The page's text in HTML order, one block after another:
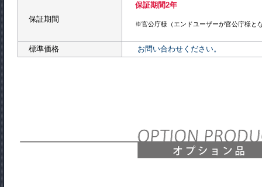
保証期間
保証期間2年
※官公庁様（エンドユーザーが官公庁様と
標準価格 お問い合わせください。